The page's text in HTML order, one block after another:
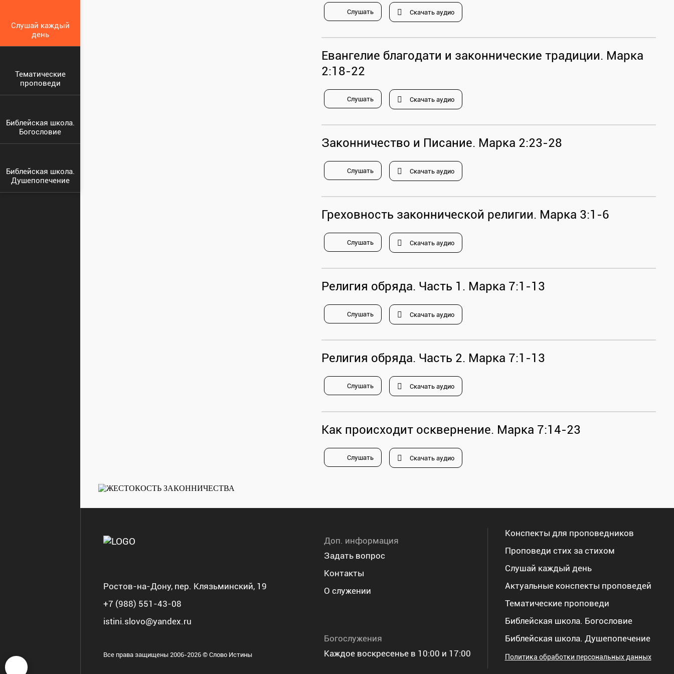
Слушай каждый
день
Тематические
проповеди
Библейская школа.
Богословие
Библейская школа.
Душепопечение
Слушать Скачать аудио
Евангелие благодати и законнические традиции. Марка
2:18-22
Слушать Скачать аудио
Законничество и Писание. Марка 2:23-28
Слушать Скачать аудио
Греховность законнической религии. Марка 3:1-6
Слушать Скачать аудио
Религия обряда. Часть 1. Марка 7:1-13
Слушать Скачать аудио
Религия обряда. Часть 2. Марка 7:1-13
Слушать Скачать аудио
Как происходит осквернение. Марка 7:14-23
Слушать Скачать аудио
Ростов-на-Дону, пер. Клязьминский, 19
+7 (988) 551-43-08
istini.slovo@yandex.ru
Все права защищены 2006-2026 © Слово Истины
Доп. информация
Задать вопрос
Контакты
О служении
Богослужения
Каждое воскресенье в 10:00 и 17:00
Конспекты для проповедников
Проповеди стих за стихом
Слушай каждый день
Актуальные конспекты проповедей
Тематические проповеди
Библейская школа. Богословие
Библейская школа. Душепопечение
Политика обработки персональных данных